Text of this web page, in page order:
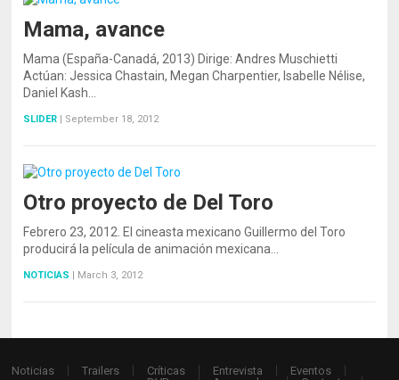
Mama, avance
Mama (España-Canadá, 2013) Dirige: Andres Muschietti
Actúan: Jessica Chastain, Megan Charpentier, Isabelle Nélise,
Daniel Kash…
SLIDER | September 18, 2012
Otro proyecto de Del Toro
Febrero 23, 2012. El cineasta mexicano Guillermo del Toro
producirá la película de animación mexicana…
NOTICIAS | March 3, 2012
Noticias Trailers
Críticas
Entrevista
Eventos